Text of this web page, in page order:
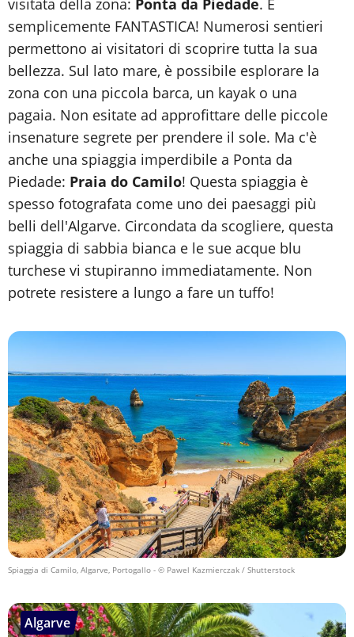
visitata della zona: Ponta da Piedade. È
semplicemente FANTASTICA! Numerosi sentieri
permettono ai visitatori di scoprire tutta la sua
bellezza. Sul lato mare, è possibile esplorare la
zona con una piccola barca, un kayak o una
pagaia. Non esitate ad approfittare delle piccole
insenature segrete per prendere il sole. Ma c'è
anche una spiaggia imperdibile a Ponta da
Piedade: Praia do Camilo! Questa spiaggia è
spesso fotografata come uno dei paesaggi più
belli dell'Algarve. Circondata da scogliere, questa
spiaggia di sabbia bianca e le sue acque blu
turchese vi stupiranno immediatamente. Non
potrete resistere a lungo a fare un tuffo!
Spiaggia di Camilo, Algarve, Portogallo - © Pawel Kazmierczak / Shutterstock
Algarve